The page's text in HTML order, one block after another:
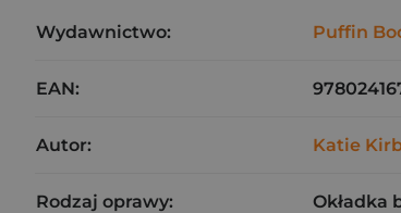
Wydawnictwo: Puffin
EAN:
Autor: Katie
Rodzaj oprawy: Okładka